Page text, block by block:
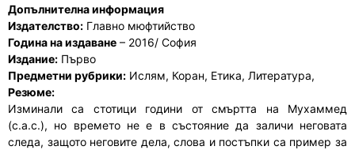
Допълнителна информация
Издателство: Главно мюфтийство
Година на издаване – 2016/ София
Издание: Първо
Предметни рубрики: Ислям, Коран, Етика, Литература,
Резюме:
Изминали са стотици години от смъртта на Мухаммед
(с.а.с.), но времето не е в състояние да заличи неговата
следа, защото неговите дела, слова и постъпки са пример за